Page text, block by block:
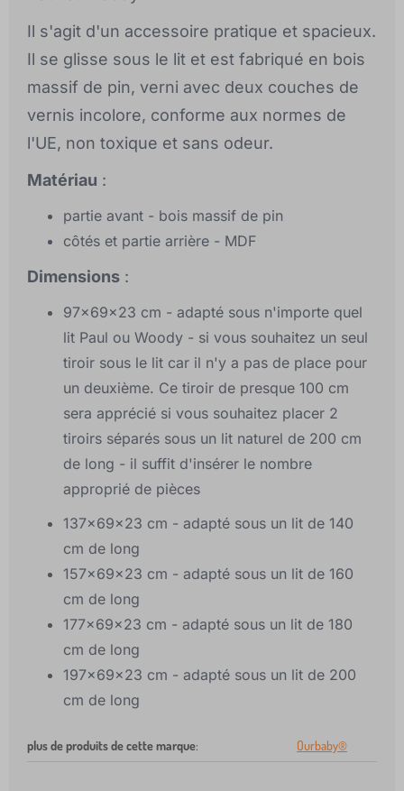
Il s'agit d'un accessoire pratique et spacieux.
Il se glisse sous le lit et est fabriqué en bois
massif de pin, verni avec deux couches de
vernis incolore, conforme aux normes de
l'UE, non toxique et sans odeur.
Matériau :
partie avant - bois massif de pin
côtés et partie arrière - MDF
Dimensions :
97x69x23 cm - adapté sous n'importe quel
lit Paul ou Woody - si vous souhaitez un seul
tiroir sous le lit car il n'y a pas de place pour
un deuxième. Ce tiroir de presque 100 cm
sera apprécié si vous souhaitez placer 2
tiroirs séparés sous un lit naturel de 200 cm
de long - il suffit d'insérer le nombre
approprié de pièces
137x69x23 cm - adapté sous un lit de 140
cm de long
157x69x23 cm - adapté sous un lit de 160
cm de long
177x69x23 cm - adapté sous un lit de 180
cm de long
197x69x23 cm - adapté sous un lit de 200
cm de long
plus de produits de cette marque: Ourbaby®